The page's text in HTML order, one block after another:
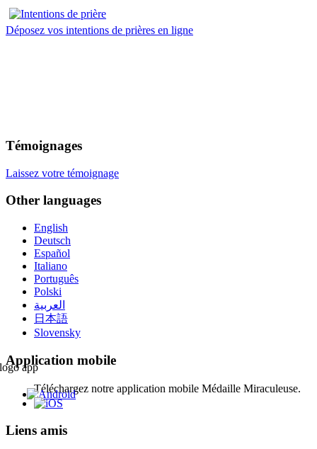
Déposez vos intentions de prières en ligne
Témoignages
Laissez votre témoignage
Other languages
English
Deutsch
Español
Italiano
Português
Polski
العربية
日本語
Slovensky
Application mobile
Téléchargez notre application mobile Médaille Miraculeuse.
Liens amis